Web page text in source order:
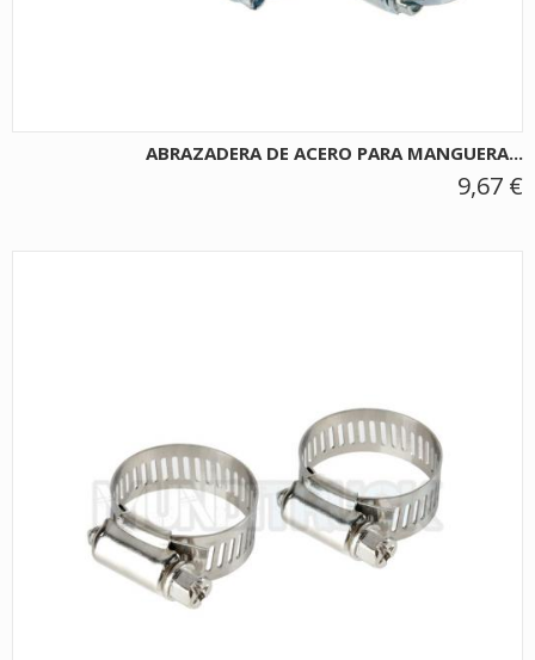
ABRAZADERA DE ACERO PARA MANGUERA...
9,67 €